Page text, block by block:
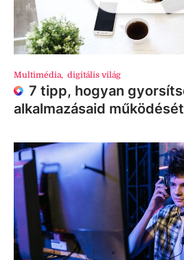
Multimédia, digitális világ
7 tipp, hogyan
alkalmazásaid működését